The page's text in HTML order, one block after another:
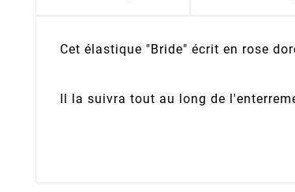
Cet élastique "Bride" écrit en rose
Il la suivra tout au long de